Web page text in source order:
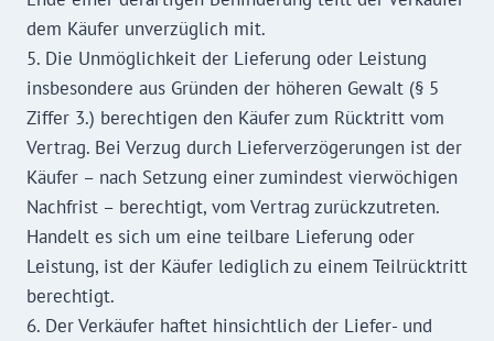
dem Käufer unverzüglich mit.
5. Die Unmöglichkeit der Lieferung oder Leistung
insbesondere aus Gründen der höheren Gewalt (§ 5
Ziffer 3.) berechtigen den Käufer zum Rücktritt vom
Vertrag. Bei Verzug durch Lieferverzögerungen ist der
Käufer – nach Setzung einer zumindest vierwöchigen
Nachfrist – berechtigt, vom Vertrag zurückzutreten.
Handelt es sich um eine teilbare Lieferung oder
Leistung, ist der Käufer lediglich zu einem Teilrücktritt
berechtigt.
6. Der Verkäufer haftet hinsichtlich der Liefer- und